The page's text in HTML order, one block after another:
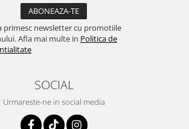
primesc newsletter cu promotiile
Afla mai multe in Politica de
SOCIAL
Urmareste-ne in social media